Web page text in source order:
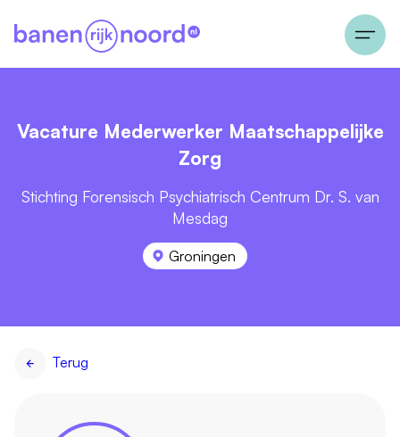
Vacature Mederwerker Maatschappelijke
Zorg
Stichting Forensisch Psychiatrisch Centrum Dr. S. van
Mesdag
Groningen
Terug